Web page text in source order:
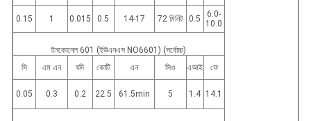
0.15 1 0.015 0.5 14-17 72 মিনিট 0.5
6.0-
10.0
ইনকোনেল 601 (ইউএনএস NO6601) (সর্বোচ্চ)
সি
এম এন যদি কোটি এন সিও এআই ফে
0.05 0.3 0.2 22.5 61.5min 5 1.4 14.1